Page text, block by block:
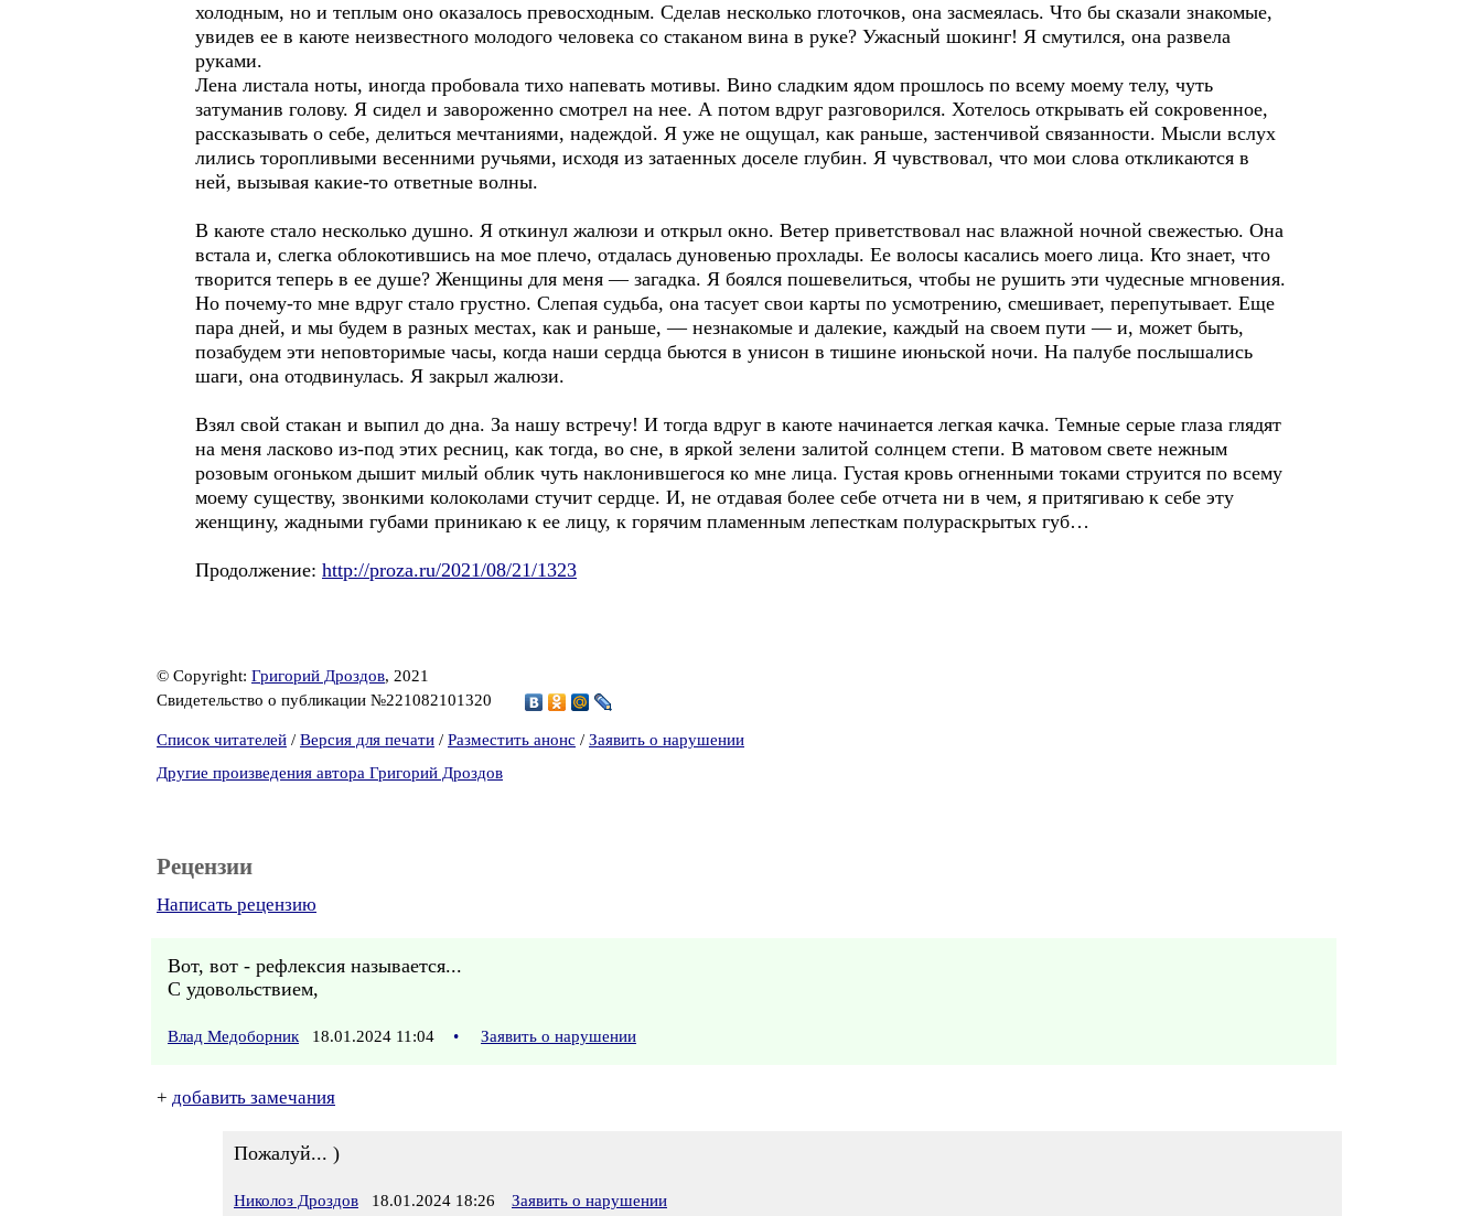
холодным, но и теплым оно оказалось превосходным. Сделав несколько глоточков, она засмеялась. Что бы сказали знакомые,
увидев ее в каюте неизвестного молодого человека со стаканом вина в руке? Ужасный шокинг! Я смутился, она развела
руками.
Лена листала ноты, иногда пробовала тихо напевать мотивы. Вино сладким ядом прошлось по всему моему телу, чуть
затуманив голову. Я сидел и завороженно смотрел на нее. А потом вдруг разговорился. Хотелось открывать ей сокровенное,
рассказывать о себе, делиться мечтаниями, надеждой. Я уже не ощущал, как раньше, застенчивой связанности. Мысли вслух
лились торопливыми весенними ручьями, исходя из затаенных доселе глубин. Я чувствовал, что мои слова откликаются в
ней, вызывая какие-то ответные волны.
В каюте стало несколько душно. Я откинул жалюзи и открыл окно. Ветер приветствовал нас влажной ночной свежестью. Она
встала и, слегка облокотившись на мое плечо, отдалась дуновенью прохлады. Ее волосы касались моего лица. Кто знает, что
творится теперь в ее душе? Женщины для меня — загадка. Я боялся пошевелиться, чтобы не рушить эти чудесные мгновения.
Но почему-то мне вдруг стало грустно. Слепая судьба, она тасует свои карты по усмотрению, смешивает, перепутывает. Еще
пара дней, и мы будем в разных местах, как и раньше, — незнакомые и далекие, каждый на своем пути — и, может быть,
позабудем эти неповторимые часы, когда наши сердца бьются в унисон в тишине июньской ночи. На палубе послышались
шаги, она отодвинулась. Я закрыл жалюзи.
Взял свой стакан и выпил до дна. За нашу встречу! И тогда вдруг в каюте начинается легкая качка. Темные серые глаза глядят
на меня ласково из-под этих ресниц, как тогда, во сне, в яркой зелени залитой солнцем степи. В матовом свете нежным
розовым огоньком дышит милый облик чуть наклонившегося ко мне лица. Густая кровь огненными токами струится по всему
моему существу, звонкими колоколами стучит сердце. И, не отдавая более себе отчета ни в чем, я притягиваю к себе эту
женщину, жадными губами приникаю к ее лицу, к горячим пламенным лепесткам полураскрытых губ…
Продолжение: http://proza.ru/2021/08/21/1323
© Copyright: Григорий Дроздов, 2021
Свидетельство о публикации №221082101320
Список читателей / Версия для печати / Разместить анонс / Заявить о нарушении
Другие произведения автора Григорий Дроздов
Рецензии
Написать рецензию
Вот, вот - рефлексия называется...
С удовольствием,
Влад Медоборник 18.01.2024 11:04 • Заявить о нарушении
+ добавить замечания
Пожалуй... )
Николоз Дроздов 18.01.2024 18:26 Заявить о нарушении